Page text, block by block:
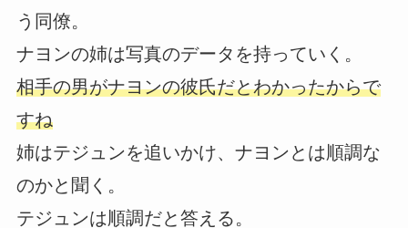
う同僚。
ナヨンの姉は写真のデータを持っていく。
相手の男がナヨンの彼氏だとわかったからで
すね
姉はテジュンを追いかけ、ナヨンとは順調な
のかと聞く。
テジュンは順調だと答える。